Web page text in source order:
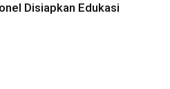
Disiapkan Edukasi